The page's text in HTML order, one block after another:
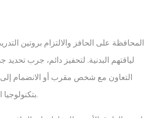
المحافظة على الحافز والالتزام بروتين
لياقتهم البدنية. لتحفيز دائم، جرب
التعاون مع شخص مقرب أو الانضمام إلى
بتكنولوجيا التتبع والمراقبة مثل التطبيقات التي تقيس تقدمك وتدفعك نحو تحقيق أهدافك.